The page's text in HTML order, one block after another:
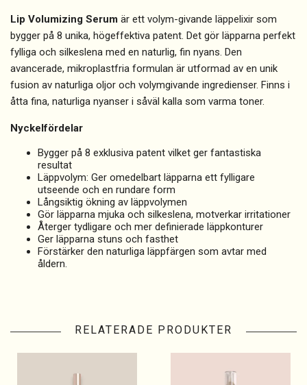
Lip Volumizing Serum är ett volym-givande läppelixir som
bygger på 8 unika, högeffektiva patent. Det gör läpparna perfekt
fylliga och silkeslena med en naturlig, fin nyans. Den
avancerade, mikroplastfria formulan är utformad av en unik
fusion av naturliga oljor och volymgivande ingredienser. Finns i
åtta fina, naturliga nyanser i såväl kalla som varma toner.
Nyckelfördelar
Bygger på 8 exklusiva patent vilket ger fantastiska
resultat
Läppvolym: Ger omedelbart läpparna ett fylligare
utseende och en rundare form
Långsiktig ökning av läppvolymen
Gör läpparna mjuka och silkeslena, motverkar irritationer
Återger tydligare och mer definierade läppkonturer
Ger läpparna stuns och fasthet
Förstärker den naturliga läppfärgen som avtar med
åldern.
RELATERADE PRODUKTER